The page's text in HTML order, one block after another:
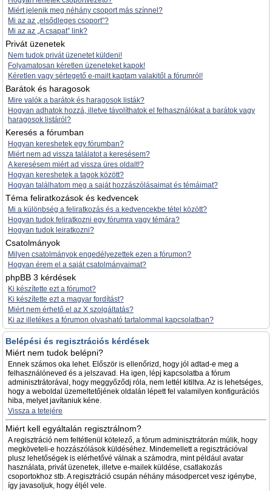
Miért jelenik meg néhány csoport más színnel?
Mi az az „elsődleges csoport”?
Mi az az „A csapat” link?
Privát üzenetek
Nem tudok privát üzenetet küldeni!
Folyamatosan kéretlen üzeneteket kapok!
Kéretlen vagy sértegető e-mailt kaptam valakitől a fórumról!
Barátok és haragosok
Mire valók a barátok és haragosok listák?
Hogyan adhatok hozzá, illetve távolíthatok el felhasználókat a barátok vagy
haragosok listáról?
Keresés a fórumban
Hogyan kereshetek egy fórumban?
Miért nem ad vissza találatot a keresésem?
A keresésem miért ad vissza üres oldalt!?
Hogyan kereshetek a tagok között?
Hogyan találhatom meg a saját hozzászólásaimat és témáimat?
Téma feliratkozások és kedvencek
Mi a különbség a feliratkozás és a kedvencekbe tétel között?
Hogyan tudok feliratkozni egy fórumra vagy témára?
Hogyan tudok leiratkozni?
Csatolmányok
Milyen csatolmányok engedélyezettek ezen a fórumon?
Hogyan érem el a saját csatolmányaimat?
phpBB 3 kérdések
Ki készítette ezt a fórumot?
Ki készítette ezt a magyar fordítást?
Miért nem érhető el az X szolgáltatás?
Ki az illetékes a fórumon olvasható tartalommal kapcsolatban?
Belépési és regisztrációs kérdések
Miért nem tudok belépni?
Ennek számos oka lehet. Először is ellenőrizd, hogy jól adtad-e meg a
felhasználóneved és a jelszavad. Ha igen, lépj kapcsolatba a fórum
adminisztrátorával, hogy meggyőződj róla, nem lettél kitiltva. Az is lehetséges,
hogy a weboldal üzemeltetőjének oldalán lépett fel valamilyen konfigurációs
hiba, melyet javítaniuk kéne.
Vissza a tetejére
Miért kell egyáltalán regisztrálnom?
A regisztráció nem feltétlenül kötelező, a fórum adminisztrátorán múlik, hogy
megköveteli-e hozzászólások küldéséhez. Mindemellett a regisztrációval
plusz lehetőségek is elérhetővé válnak a számodra, mint például avatar
használata, privát üzenetek, illetve e-mailek küldése, csatlakozás
csoportokhoz stb. A regisztráció csupán néhány másodpercet vesz igénybe,
így javasoljuk, hogy éljél vele.